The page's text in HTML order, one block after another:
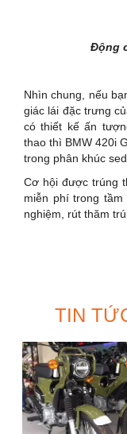
Động
Nhìn chung, nếu
giác lái đặc trưng
có thiết kế ấn
thao thì BMW 420i
trong phân khúc
Cơ hội được trúng
miễn phí trong
nghiệm, rút thăm
TIN